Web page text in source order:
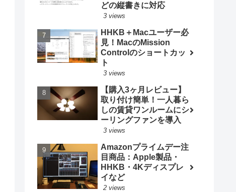
どの縦書きに対応
3 views
HHKB＋Macユーザー必
見！MacのMission
Controlのショートカッ
ト
3 views
【購入3ヶ月レビュー】
取り付け簡単！一人暮ら
しの賃貸ワンルームにシ
ーリングファンを導入
3 views
Amazonプライムデー注
目商品：Apple製品・
HHKB・4Kディスプレ
イなど
2 views